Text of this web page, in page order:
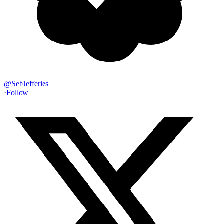
@SebJefferies
·Follow